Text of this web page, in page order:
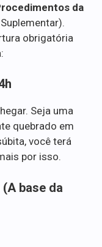
da
obrigatória
Seja uma
quebrado em
você terá
por isso.
base da